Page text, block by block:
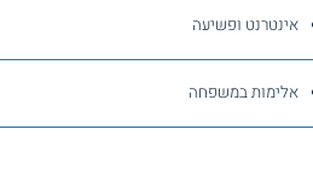
אינטרנט ופשיעה
אלימות במשפחה